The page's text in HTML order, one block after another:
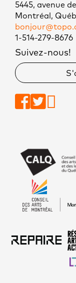
5445, avenue
Montréal,
1-514-279-8676
Suivez-nous!